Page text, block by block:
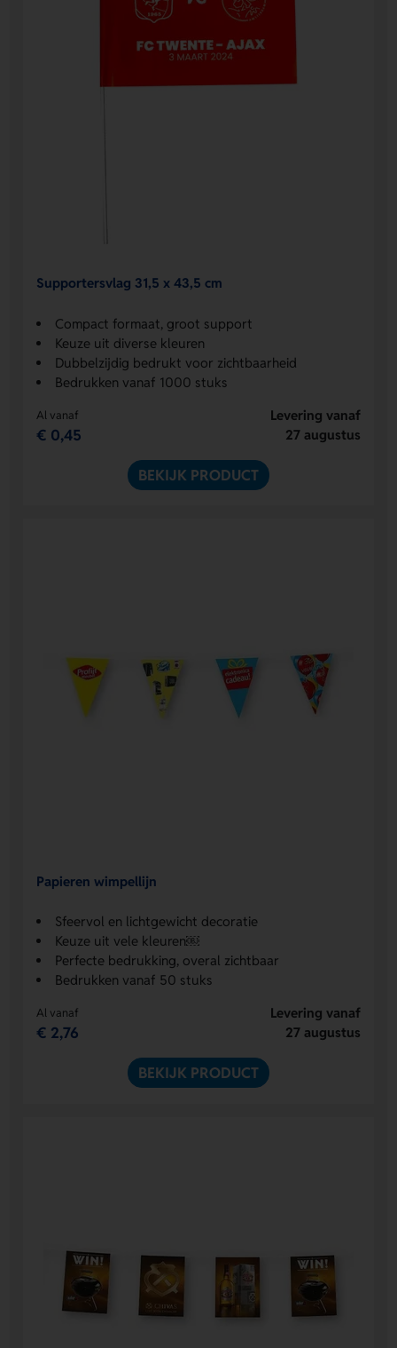
Supportersvlag 31,5 x 43,5 cm
Compact formaat, groot support
Keuze uit diverse kleuren
Dubbelzijdig bedrukt voor zichtbaarheid
Bedrukken vanaf 1000 stuks
Al vanaf
€ 0,45
Levering vanaf
27 augustus
BEKIJK PRODUCT
Papieren wimpellijn
Sfeervol en lichtgewicht decoratie
Keuze uit vele kleuren￼
Perfecte bedrukking, overal zichtbaar
Bedrukken vanaf 50 stuks
Al vanaf
€ 2,76
Levering vanaf
27 augustus
BEKIJK PRODUCT